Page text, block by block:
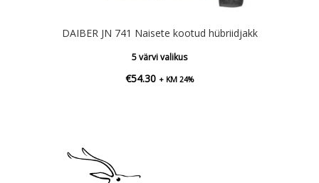
DAIBER JN 741 Naisete kootud hübriidjakk
5 värvi valikus
€54.30 + KM 24%